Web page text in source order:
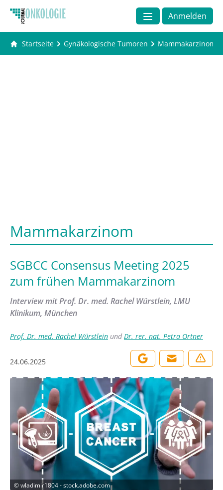
Anmelden
Startseite Gynäkologische Tumoren Mammakarzinom
Mammakarzinom
SGBCC Consensus Meeting 2025
zum frühen Mammakarzinom
Interview mit Prof. Dr. med. Rachel Würstlein, LMU
Klinikum, München
Prof. Dr. med. Rachel Würstlein undDr. rer. nat. Petra Ortner
24.06.2025
©wladimir1804 - stock.adobe.com